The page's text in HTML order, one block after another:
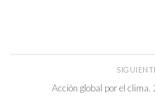
Acción global por el